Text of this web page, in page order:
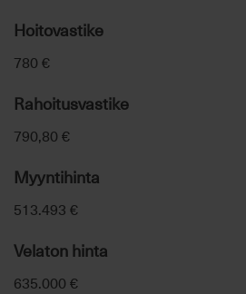
Hoitovastike
780 €
Rahoitusvastike
790,80 €
Myyntihinta
513.493 €
Velaton hinta
635.000 €